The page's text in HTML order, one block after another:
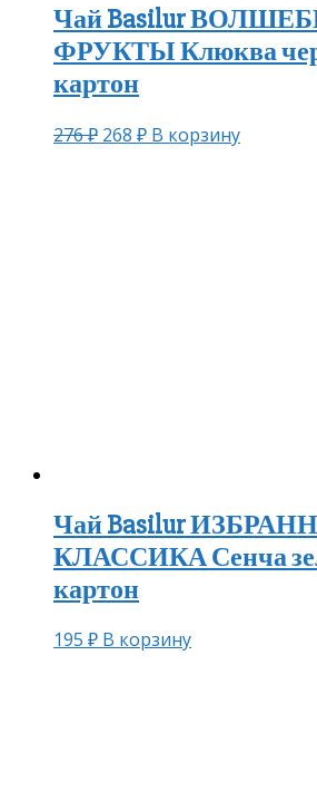
Чай Basilur
ФРУКТЫ Клюква
картон
276₽ 268 ₽ В корзину
Чай Basilur
КЛАССИКА Сенча
картон
195 ₽ В корзину